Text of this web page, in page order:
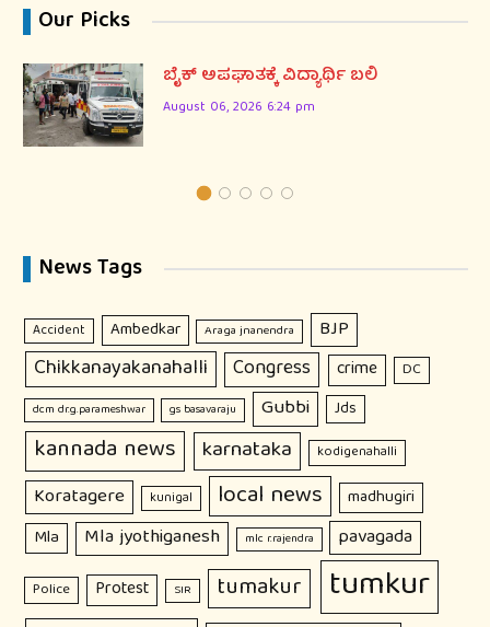
Our Picks
ಬೈಕ್ ಅಪಘಾತಕ್ಕೆ ವಿದ್ಯಾರ್ಥಿ ಬಲಿ
August 06, 2026 6:24 pm
News Tags
Accident Ambedkar Araga jnanendra BJP
Chikkanayakanahalli Congress crime DC
dcm dr.g.parameshwar gs basavaraju Gubbi Jds
kannada news karnataka kodigenahalli
Koratagere kunigal local news madhugiri
Mla Mla jyothiganesh mlc r.rajendra pavagada
Police Protest SIR tumakur tumkur